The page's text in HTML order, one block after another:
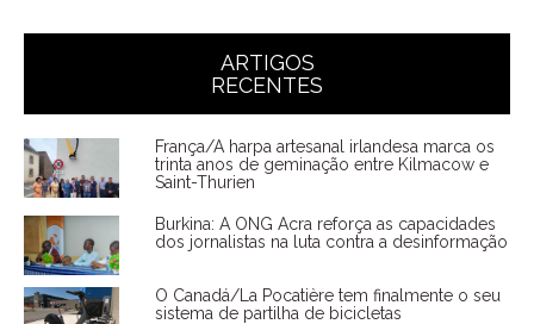
ARTIGOS
RECENTES
França/A harpa artesanal irlandesa marca os
trinta anos de geminação entre Kilmacow e
Saint-Thurien
Burkina: A ONG Acra reforça as capacidades
dos jornalistas na luta contra a desinformação
O Canadá/La Pocatière tem finalmente o seu
sistema de partilha de bicicletas